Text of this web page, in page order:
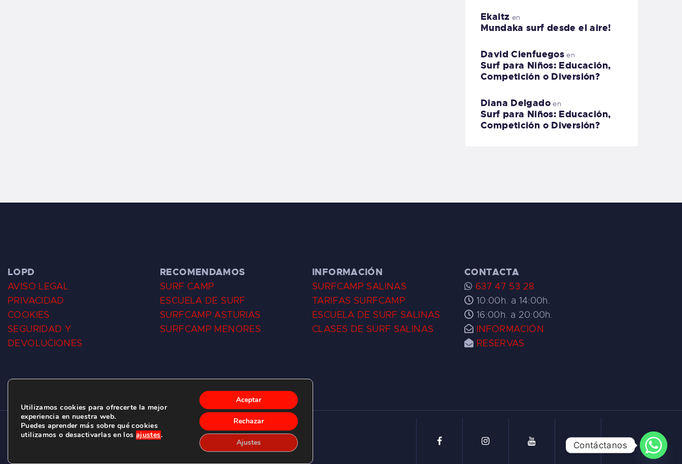
Ekaitz en
Mundaka surf desde el aire!
David Cienfuegos en
Surf para Niños: Educación,
Competición o Diversión?
Diana Delgadoen
Surf para Niños: Educación,
Competición o Diversión?
LOPD
AVISO LEGAL
PRIVACIDAD
COOKIES
SEGURIDAD Y
DEVOLUCIONES
RECOMENDAMOS
SURF CAMP
ESCUELA DE SURF
SURFCAMP ASTURIAS
SURFCAMP MENORES
INFORMACIÓN
SURFCAMP SALINAS
TARIFAS SURFCAMP
ESCUELA DE SURF SALINAS
CLASES DE SURF SALINAS
CONTACTA
637 47 53 28
10:00h. a 14:00h.
16:00h. a 20:00h.
INFORMACIÓN
RESERVAS
CLUB DE SURF LAS DUNAS ©2026.
C/ BERNARDO ÁLVAREZ GALAN 1, SALINAS (ASTURIAS)
Utilizamos cookies para ofrecerte la mejor
experiencia en nuestra web.
Puedes aprender más sobre qué cookies
utilizamos o desactivarlas en los ajustes.
Aceptar
Rechazar
Ajustes Contáctanos